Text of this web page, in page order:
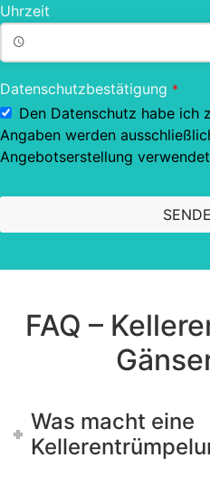
Uhrzeit
Datenschutzbestätigung *
Den Datenschutz habe ich
Angaben werden
Angebotserstellung
should
FAQ –
Was macht eine